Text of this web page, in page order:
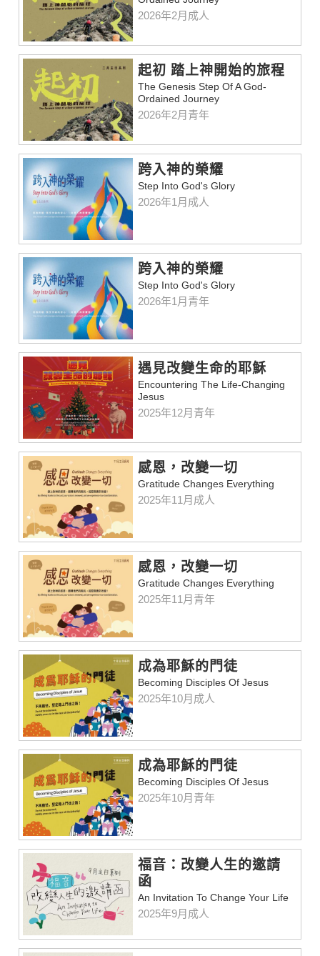
2026年2月成人
起初 踏上神開始的旅程
The Genesis Step Of A God-
Ordained Journey
2026年2月青年
跨入神的榮耀
Step Into God's Glory
2026年1月成人
跨入神的榮耀
Step Into God's Glory
2026年1月青年
遇見改變生命的耶穌
Encountering The Life-Changing
Jesus
2025年12月青年
感恩，改變一切
Gratitude Changes Everything
2025年11月成人
感恩，改變一切
Gratitude Changes Everything
2025年11月青年
成為耶穌的門徒
Becoming Disciples Of Jesus
2025年10月成人
成為耶穌的門徒
Becoming Disciples Of Jesus
2025年10月青年
福音：改變人生的邀請
函
An Invitation To Change Your Life
2025年9月成人